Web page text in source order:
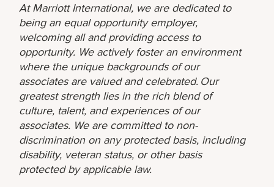
At Marriott International, we are dedicated to
being an equal opportunity employer,
welcoming all and providing access to
opportunity. We actively foster an environment
where the unique backgrounds of our
associates are valued and celebrated. Our
greatest strength lies in the rich blend of
culture, talent, and experiences of our
associates. We are committed to non-
discrimination on any protected basis, including
disability, veteran status, or other basis
protected by applicable law.